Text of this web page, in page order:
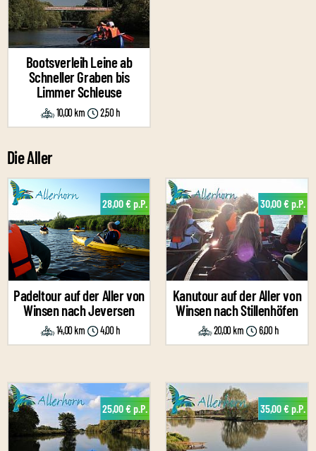
Bootsverleih Leine ab
Schneller Graben bis
Limmer Schleuse
10,00 km 2,50 h
Die Aller
28,00 € p.P.
Padeltour auf der Aller von
Winsen nach Jeversen
14,00 km 4,00 h
30,00 € p.P.
Kanutour auf der Aller von
Winsen nach Stillenhöfen
20,00 km 6,00 h
25,00 € p.P. 35,00 € p.P.